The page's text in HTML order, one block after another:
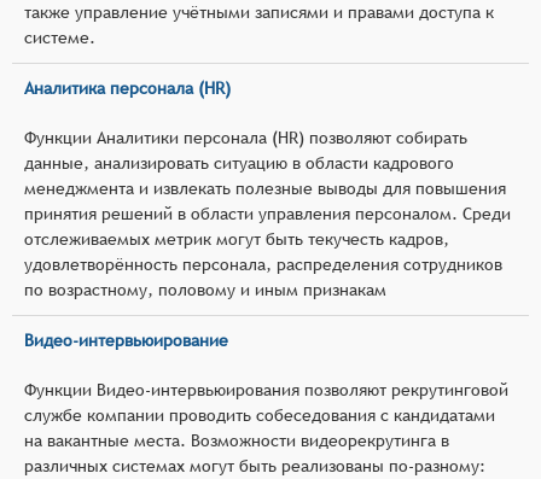
также управление учётными записями и правами доступа к
системе.
Аналитика персонала (HR)
Функции Аналитики персонала (HR) позволяют собирать
данные, анализировать ситуацию в области кадрового
менеджмента и извлекать полезные выводы для повышения
принятия решений в области управления персоналом. Среди
отслеживаемых метрик могут быть текучесть кадров,
удовлетворённость персонала, распределения сотрудников
по возрастному, половому и иным признакам
Видео-интервьюирование
Функции Видео-интервьюирования позволяют рекрутинговой
службе компании проводить собеседования с кандидатами
на вакантные места. Возможности видеорекрутинга в
различных системах могут быть реализованы по-разному: